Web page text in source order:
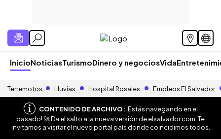
InicioNoticiasTurismoDinero y negociosVida
Terremotos Lluvias Hospital Rosales Empleos El Salvador
CONTENIDO DE ARCHIVO:¡Estás navegando en el
pasado! 🚀 Da el salto a la nueva versión deelsalvador.com . Te
invitamos a visitar el nuevo portal país donde coincidimos todos.